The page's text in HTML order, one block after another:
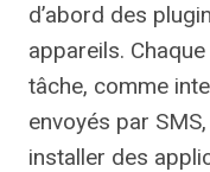
d’abord des
appareils.
tâche, comme
envoyés par
installer des